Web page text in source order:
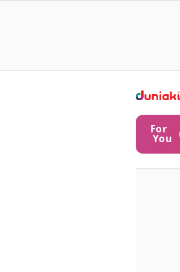
For
You